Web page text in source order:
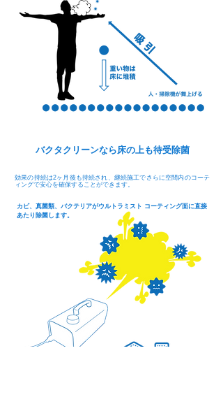
​バクタクリーンなら床の上も待受除菌
​効果の持続は2ヶ月後も持続され、継続施工でさらに空間内のコーテ
ィングで安心を確保することができます。
カビ、真菌類、バクテリアがウルトラミスト コーティング面に直接
あたり除菌します。